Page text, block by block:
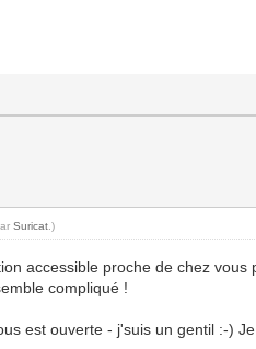
Suricat .)
accessible proche de chez
compliqué !
est ouverte - j'suis un gentil :-)